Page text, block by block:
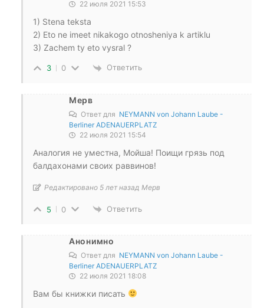
22 июля 2021 15:53
1) Stena teksta
2) Eto ne imeet nikakogo otnosheniya k artiklu
3) Zachem ty eto vysral ?
3 0 Ответить
Мерв
Ответ для NEYMANN von Johann Laube -
Berliner ADENAUERPLATZ
22 июля 2021 15:54
Аналогия не уместна, Мойша! Поищи грязь под
балдахонами своих раввинов!
Редактировано 5 лет назад Мерв
5 0 Ответить
Анонимно
Ответ для NEYMANN von Johann Laube -
Berliner ADENAUERPLATZ
22 июля 2021 18:08
Вам бы книжки писать